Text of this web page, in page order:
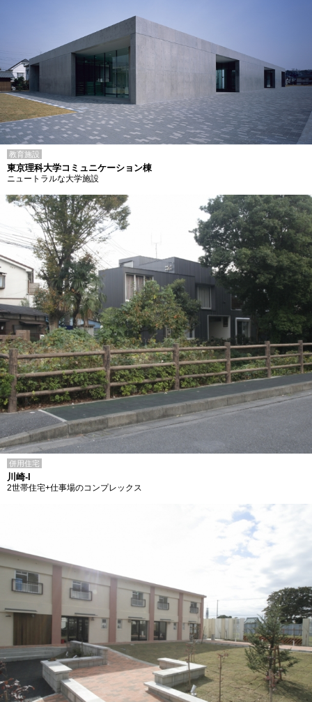
教育施設
東京理科大学コミュニケーション棟
ニュートラルな大学施設
併用住宅
川崎-I
2世帯住宅+仕事場のコンプレックス